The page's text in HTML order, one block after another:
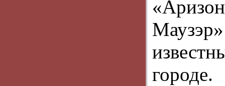
городе.